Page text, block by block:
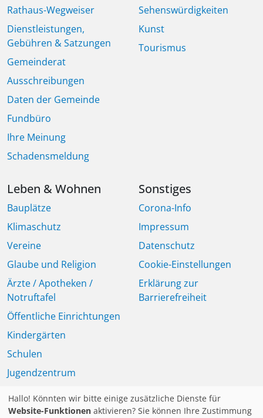
Rathaus-Wegweiser
Dienstleistungen,
Gebühren & Satzungen
Gemeinderat
Ausschreibungen
Daten der Gemeinde
Fundbüro
Ihre Meinung
Schadensmeldung
Sehenswürdigkeiten
Kunst
Tourismus
Leben & Wohnen
Bauplätze
Klimaschutz
Vereine
Glaube und Religion
Ärzte / Apotheken /
Notruftafel
Öffentliche Einrichtungen
Kindergärten
Schulen
Jugendzentrum
Mitteilungsblatt
Sonstiges
Corona-Info
Impressum
Datenschutz
Cookie-Einstellungen
Erklärung zur
Barrierefreiheit
Hallo! Könnten wir bitte einige zusätzliche Dienste für
Website-Funktionen aktivieren? Sie können Ihre Zustimmung